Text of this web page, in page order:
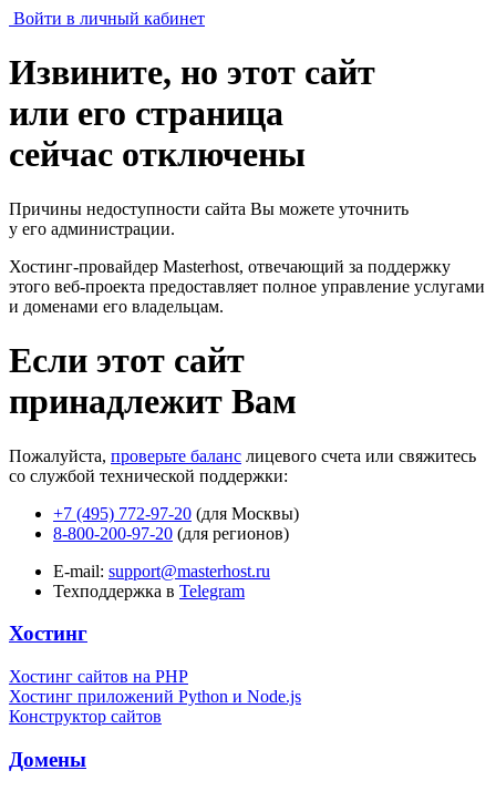
Войти в личный кабинет
Извините, но этот сайт
или его страница
сейчас отключены
Причины недоступности сайта Вы можете уточнить
у его администрации.
Хостинг-провайдер Masterhost, отвечающий за поддержку
этого веб-проекта предоставляет полное управление услугами
и доменами его владельцам.
Если этот сайт
принадлежит Вам
Пожалуйста, проверьте баланс лицевого счета или свяжитесь
со службой технической поддержки:
+7 (495) 772-97-20 (для Москвы)
8-800-200-97-20 (для регионов)
E-mail: support@masterhost.ru
Техподдержка в Telegram
Хостинг
Хостинг сайтов на PHP
Хостинг приложений Python и Node.js
Конструктор сайтов
Домены